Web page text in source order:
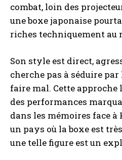
combat, loin des
une boxe japonaise
riches techniquement au
Son style est direct,
cherche pas à séduire par
faire mal. Cette
des performances
dans les mémoires face à
un pays où la boxe est
une telle figure est un